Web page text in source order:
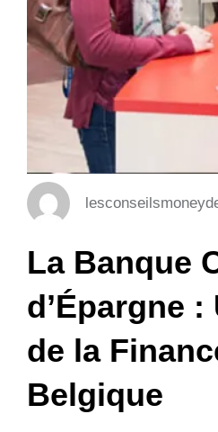
La Banque
d’Épargne
de la
Belgique